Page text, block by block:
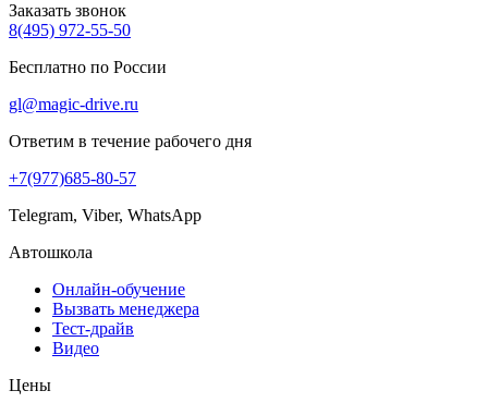
Заказать звонок
8(495) 972-55-50
Бесплатно по России
gl@magic-drive.ru
Ответим в течение рабочего дня
+7(977)685-80-57
Telegram, Viber, WhatsApp
Автошкола
Онлайн-обучение
Вызвать менеджера
Тест-драйв
Видео
Цены